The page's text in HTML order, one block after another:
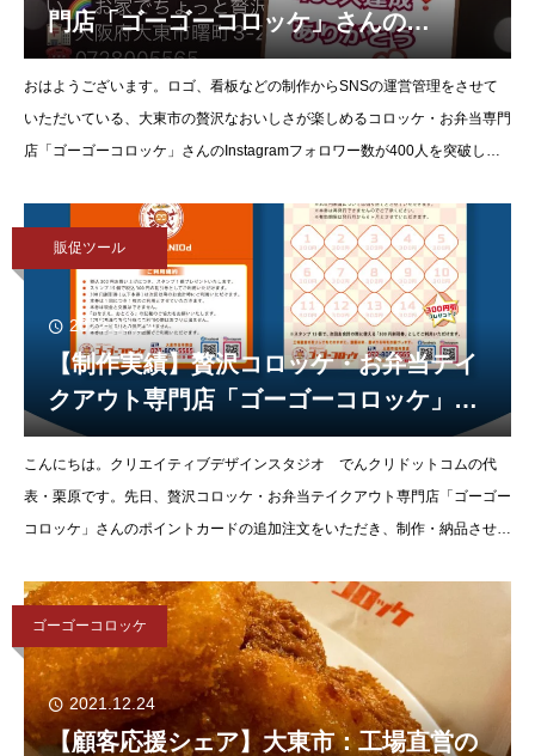
門店「ゴーゴーコロッケ」さんの
Instagramフォロワー数が400人を突破
しました
おはようございます。ロゴ、看板などの制作からSNSの運営管理をさせて
いただいている、大東市の贅沢なおいしさが楽しめるコロッケ・お弁当専門
店「ゴーゴーコロッケ」さんのInstagramフォロワー数が400人を突破しま
販促ツール
2022.03.24
【制作実績】贅沢コロッケ・お弁当テイ
クアウト専門店「ゴーゴーコロッケ」さ
んのポイントカードを制作・納品させて
いただきました。
こんにちは。クリエイティブデザインスタジオ でんクリドットコムの代
表・栗原です。先日、贅沢コロッケ・お弁当テイクアウト専門店「ゴーゴー
コロッケ」さんのポイントカードの追加注文をいただき、制作・納品させて
ゴーゴーコロッケ
2021.12.24
【顧客応援シェア】大東市：工場直営の